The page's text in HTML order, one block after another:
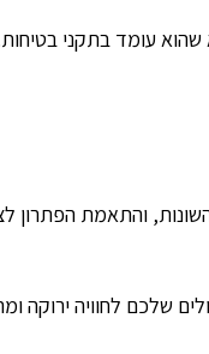
שהוא עומד בתקני
והתאמת הפתרון
שלכם לחוויה ירוקה